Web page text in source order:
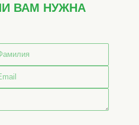
ВАМ НУЖНА